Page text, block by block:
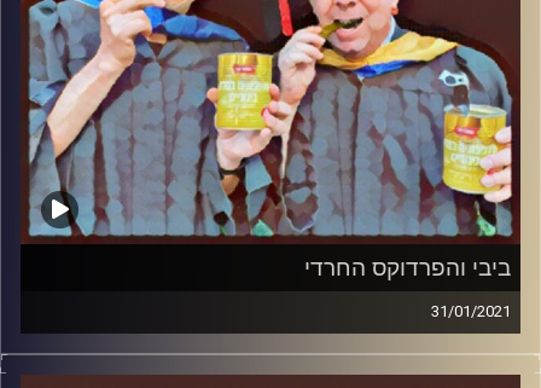
ביבי והפרדוקס החרדי
31/01/2021
החמוצים – בפעם הרביעית